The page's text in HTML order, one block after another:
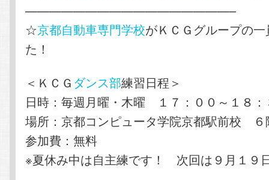
—————————————————–
☆京都自動車専門学校がＫＣＧグループの
た！
＜ＫＣＧ ダンス部練習日程＞
日時：毎週月曜・木曜 １７：００～１８：
場所：京都コンピュータ学院京都駅前校 ６
参加費：無料
※夏休み中は自主練です！ 次回は９月１９